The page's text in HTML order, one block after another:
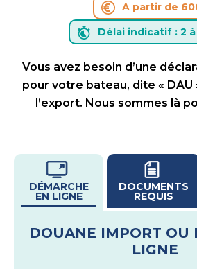
A partir de
Délai indicatif : 2
Vous avez besoin d’une
pour votre bateau, dite « DAU
l’export. Nous sommes là
DÉMARCHE
EN LIGNE
DOCUMENTS
REQUIS
DOUANE IMPORT OU
LIGNE